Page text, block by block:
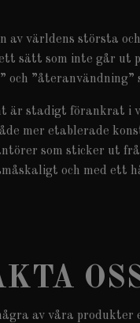
av världens största
sätt som inte går
och
är stadigt förankrat i
mer etablerade
som sticker ut
och med ett
av våra produkter